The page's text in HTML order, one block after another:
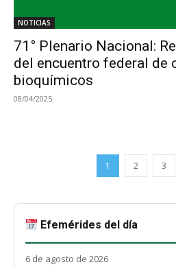
NOTICIAS
71° Plenario Nacional:
del encuentro federal de
bioquímicos
08/04/2025
1 2 3
Efemérides del día
6 de agosto de 2026